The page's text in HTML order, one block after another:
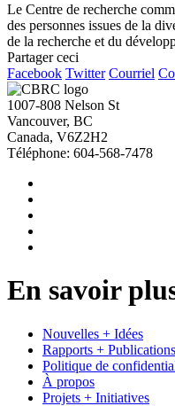
Le Centre de recherche
des personnes issues de la
de la recherche et du
Partager ceci
Facebook Twitter Courriel
1007-808 Nelson St
Vancouver, BC
Canada, V6Z2H2
Téléphone: 604-568-7478
En savoir
Nouvelles + Idées
Rapports + Publications
Politique de
À propos
Projets + Initiatives